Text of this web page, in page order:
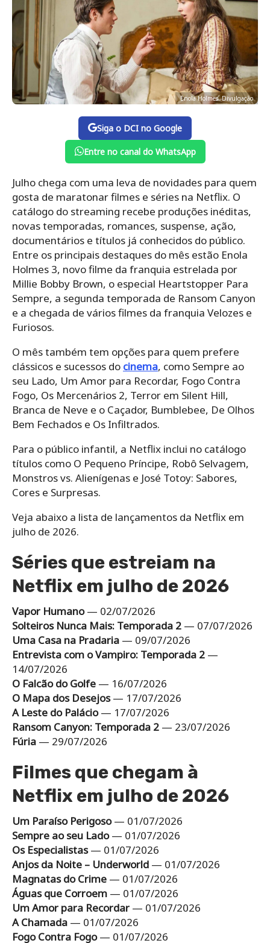
Enola Holmes -Divulgação
Siga o DCI no Google
Entre no canal do WhatsApp
Julho chega com uma leva de novidades para quem
gosta de maratonar filmes e séries na Netflix. O
catálogo do streaming recebe produções inéditas,
novas temporadas, romances, suspense, ação,
documentários e títulos já conhecidos do público.
Entre os principais destaques do mês estão Enola
Holmes 3, novo filme da franquia estrelada por
Millie Bobby Brown, o especial Heartstopper Para
Sempre, a segunda temporada de Ransom Canyon
e a chegada de vários filmes da franquia Velozes e
Furiosos.
O mês também tem opções para quem prefere
clássicos e sucessos do cinema, como Sempre ao
seu Lado, Um Amor para Recordar, Fogo Contra
Fogo, Os Mercenários 2, Terror em Silent Hill,
Branca de Neve e o Caçador, Bumblebee, De Olhos
Bem Fechados e Os Infiltrados.
Para o público infantil, a Netflix inclui no catálogo
títulos como O Pequeno Príncipe, Robô Selvagem,
Monstros vs. Alienígenas e José Totoy: Sabores,
Cores e Surpresas.
Veja abaixo a lista de lançamentos da Netflix em
julho de 2026.
Séries que estreiam na
Netflix em julho de 2026
Vapor Humano— 02/07/2026
Solteiros Nunca Mais: Temporada 2 — 07/07/2026
Uma Casa na Pradaria — 09/07/2026
Entrevista com o Vampiro: Temporada 2 —
14/07/2026
O Falcão do Golfe — 16/07/2026
O Mapa dos Desejos— 17/07/2026
A Leste do Palácio— 17/07/2026
Ransom Canyon: Temporada 2 — 23/07/2026
Fúria — 29/07/2026
Filmes que chegam à
Netflix em julho de 2026
Um Paraíso Perigoso— 01/07/2026
Sempre ao seu Lado— 01/07/2026
Os Especialistas— 01/07/2026
Anjos da Noite – Underworld — 01/07/2026
Magnatas do Crime — 01/07/2026
Águas que Corroem — 01/07/2026
Um Amor para Recordar — 01/07/2026
A Chamada — 01/07/2026
Fogo Contra Fogo— 01/07/2026